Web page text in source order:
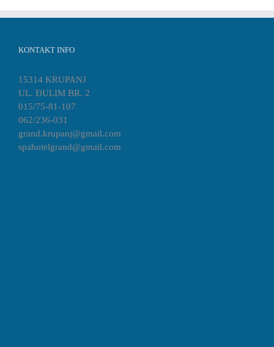
KONTAKT INFO
15314 KRUPANJ
UL. ĐULIM BR. 2
015/75-81-107
062/236-031
grand.krupanj@gmail.com
spahotelgrand@gmail.com